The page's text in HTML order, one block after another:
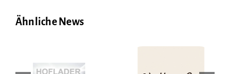
Ähnliche News